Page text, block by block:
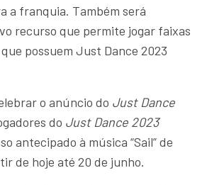
a franquia. Também será
recurso que permite jogar faixas
possuem Just Dance 2023
o anúncio do Just Dance
do Just Dance 2023
antecipado à música “Sail” de
de hoje até 20 de junho.